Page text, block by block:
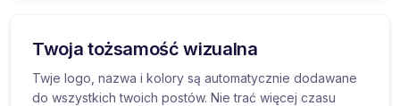
Twoja tożsamość wizualna
Twje logo, nazwa i kolory są automatycznie dodawane
do wszystkich twoich postów. Nie trać więcej czasu